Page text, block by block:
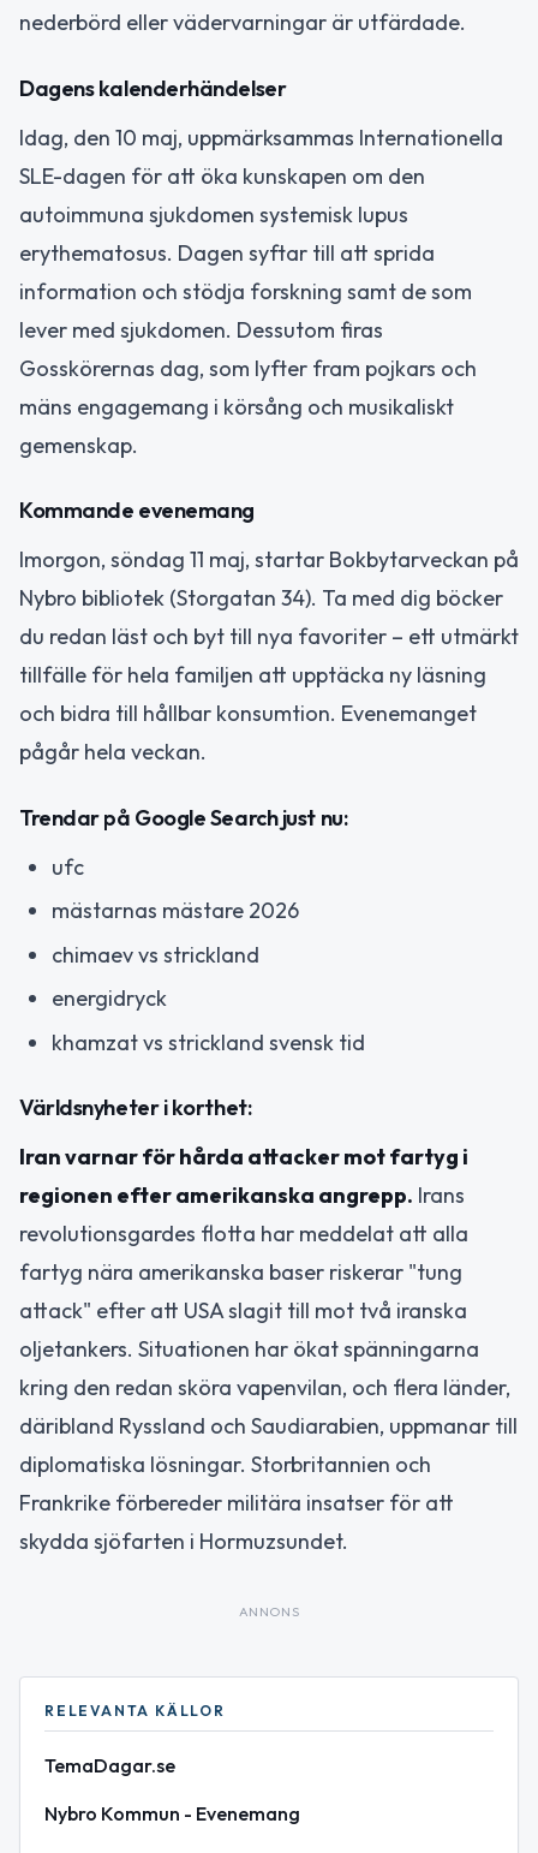
nederbörd eller vädervarningar är utfärdade.
Dagens kalenderhändelser
Idag, den 10 maj, uppmärksammas Internationella
SLE-dagen för att öka kunskapen om den
autoimmuna sjukdomen systemisk lupus
erythematosus. Dagen syftar till att sprida
information och stödja forskning samt de som
lever med sjukdomen. Dessutom firas
Gosskörernas dag, som lyfter fram pojkars och
mäns engagemang i körsång och musikaliskt
gemenskap.
Kommande evenemang
Imorgon, söndag 11 maj, startar Bokbytarveckan på
Nybro bibliotek (Storgatan 34). Ta med dig böcker
du redan läst och byt till nya favoriter – ett utmärkt
tillfälle för hela familjen att upptäcka ny läsning
och bidra till hållbar konsumtion. Evenemanget
pågår hela veckan.
Trendar på Google Search just nu:
ufc
mästarnas mästare 2026
chimaev vs strickland
energidryck
khamzat vs strickland svensk tid
Världsnyheter i korthet:
Iran varnar för hårda attacker mot fartyg i
regionen efter amerikanska angrepp. Irans
revolutionsgardes flotta har meddelat att alla
fartyg nära amerikanska baser riskerar "tung
attack" efter att USA slagit till mot två iranska
oljetankers. Situationen har ökat spänningarna
kring den redan sköra vapenvilan, och flera länder,
däribland Ryssland och Saudiarabien, uppmanar till
diplomatiska lösningar. Storbritannien och
Frankrike förbereder militära insatser för att
skydda sjöfarten i Hormuzsundet.
ANNONS
RELEVANTA KÄLLOR
TemaDagar.se
Nybro Kommun - Evenemang